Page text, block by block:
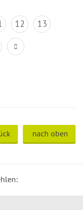
12
13
nach oben